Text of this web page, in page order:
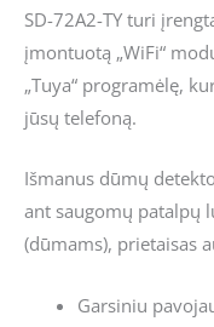
SD-72A2-TY turi
įmontuotą „WiFi“
„Tuya“ programėlę,
jūsų telefoną.
Išmanus dūmų
ant saugomų patalpų
(dūmams), prietaisas
Garsiniu